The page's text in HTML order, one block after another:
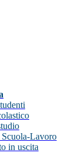
Lavoro
in uscita